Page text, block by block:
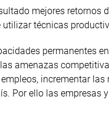
mejores
técnicas
permanentes
amenazas
incrementar
Por ello las empresas